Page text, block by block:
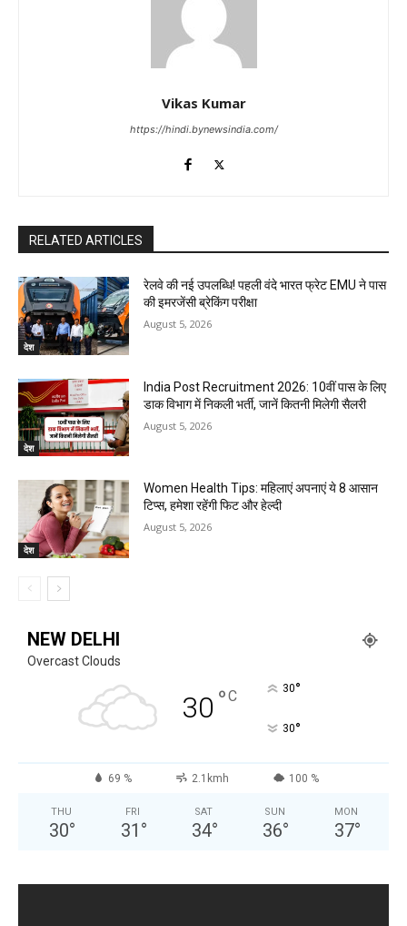
Vikas Kumar
https://hindi.bynewsindia.com/
RELATED ARTICLES
देश
रेलवे की नई उपलब्धि! पहली वंदे भारत फ्रेट EMU ने पास
की इमरजेंसी ब्रेकिंग परीक्षा
August 5, 2026
देश
India Post Recruitment 2026: 10वीं पास के लिए
डाक विभाग में निकली भर्ती, जानें कितनी मिलेगी सैलरी
August 5, 2026
देश
Women Health Tips: महिलाएं अपनाएं ये 8 आसान
टिप्स, हमेशा रहेंगी फिट और हेल्दी
August 5, 2026
NEW DELHI
Overcast Clouds
30 °C 30°
30°
69 % 2.1kmh 100 %
THU
30°
FRI
31 °
SAT
34°
SUN
36°
MON
37°